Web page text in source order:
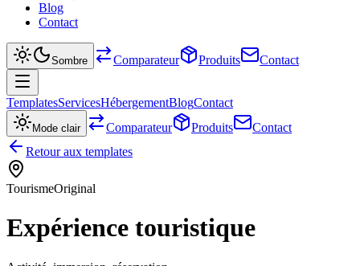
Blog
Contact
Sombre Comparateur Produits Contact
TemplatesServicesHébergementBlogContact
Mode clair Comparateur Produits
Contact
Retour aux templates
TourismeOriginal
Expérience touristique